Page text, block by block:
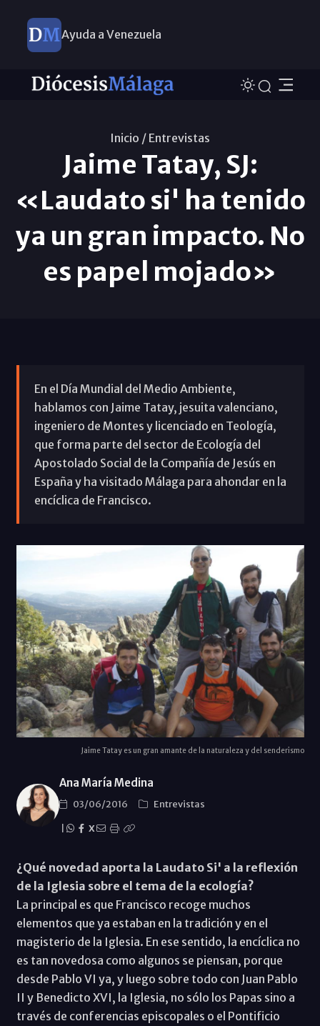
Ayuda a Venezuela
Inicio / Entrevistas
Jaime Tatay, SJ:
«Laudato si' ha tenido
ya un gran impacto. No
es papel mojado»
En el Día Mundial del Medio Ambiente,
hablamos con Jaime Tatay, jesuita valenciano,
ingeniero de Montes y licenciado en Teología,
que forma parte del sector de Ecología del
Apostolado Social de la Compañía de Jesús en
España y ha visitado Málaga para ahondar en la
encíclica de Francisco.
Jaime Tatay es un gran amante de la naturaleza y del senderismo
Ana María Medina
03/06/2016
Entrevistas
X
¿Qué novedad aporta la Laudato Si' a la reflexión
de la Iglesia sobre el tema de la ecología?
La principal es que Francisco recoge muchos
elementos que ya estaban en la tradición y en el
magisterio de la Iglesia. En ese sentido, la encíclica no
es tan novedosa como algunos se piensan, porque
desde Pablo VI ya, y luego sobre todo con Juan Pablo
II y Benedicto XVI, la Iglesia, no sólo los Papas sino a
través de conferencias episcopales o el Pontificio